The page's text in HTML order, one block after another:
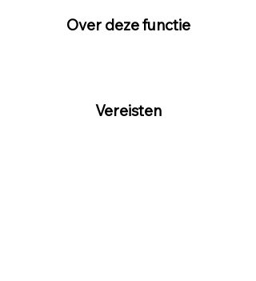
Over deze functie
Vereisten